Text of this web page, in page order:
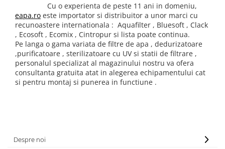
Furtun
Garnituri si oringuri
Testere si Masurare
Valve si Automatizari
Surse alimentare
Tub quartz
Pompe de presiune
Cu o experienta de peste 11 ani in domeniu,
eapa.ro este importator si distribuitor a unor marci cu
recunoastere internationala : Aquafilter , Bluesoft , Clack
, Ecosoft , Ecomix , Cintropur si lista poate continua.
Pe langa o gama variata de filtre de apa , dedurizatoare
,purificatoare , sterilizatoare cu UV si statii de filtrare ,
personalul specializat al magazinului nostru va ofera
consultanta gratuita atat in alegerea echipamentului cat
si pentru montaj si punerea in functiune .
Despre noi